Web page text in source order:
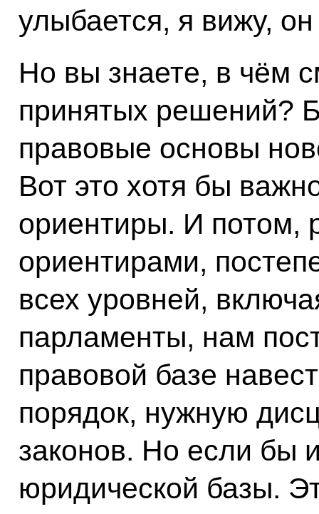
улыбается, я вижу,
Но вы знаете, в чём
принятых решений?
правовые основы
Вот это хотя бы
ориентиры. И потом,
ориентирами,
всех уровней,
парламенты, нам
правовой базе
порядок, нужную
законов. Но если бы
юридической базы.